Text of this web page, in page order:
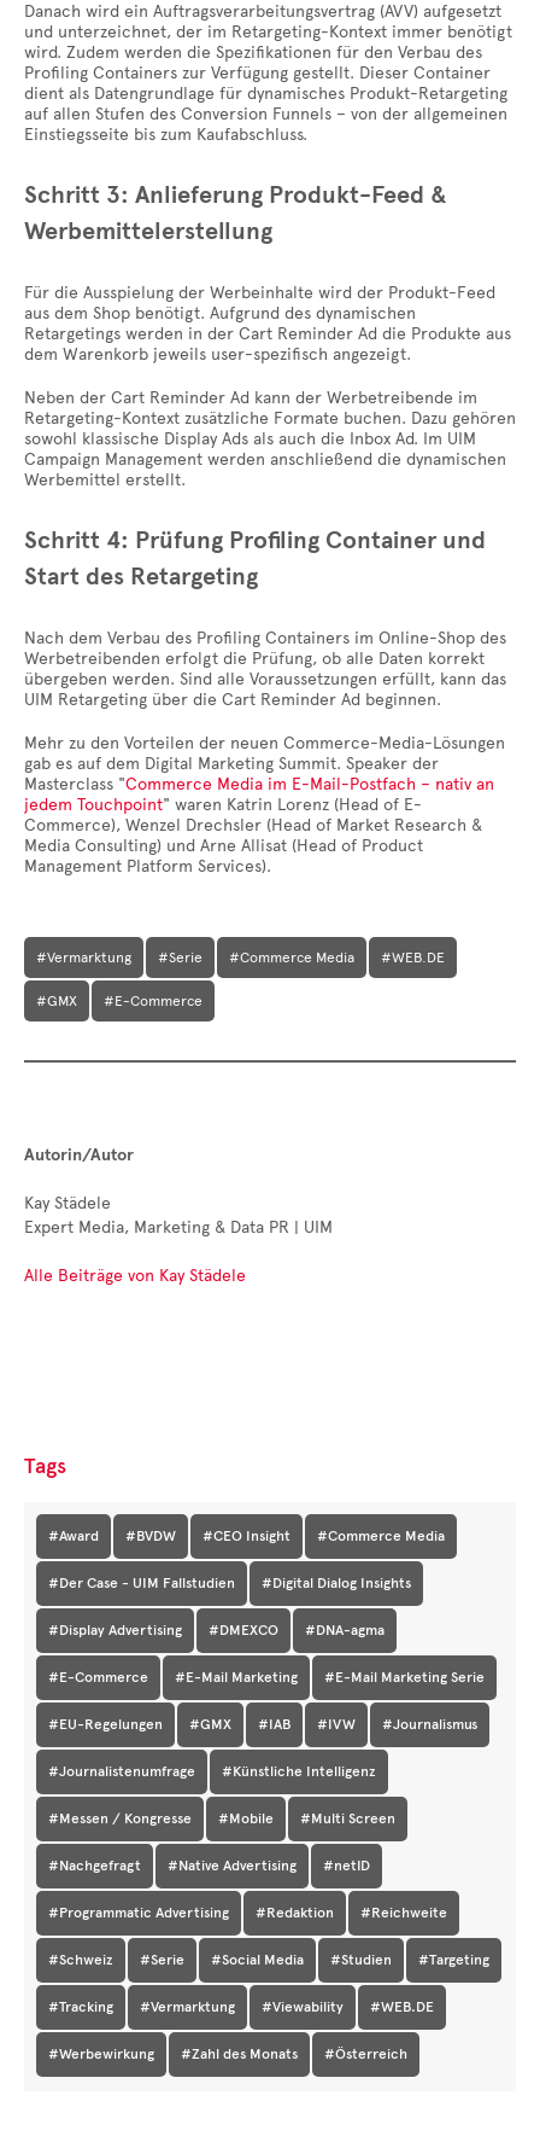
Danach wird ein Auftragsverarbeitungsvertrag (AVV) aufgesetzt
und unterzeichnet, der im Retargeting-Kontext immer benötigt
wird. Zudem werden die Spezifikationen für den Verbau des
Profiling Containers zur Verfügung gestellt. Dieser Container
dient als Datengrundlage für dynamisches Produkt-Retargeting
auf allen Stufen des Conversion Funnels – von der allgemeinen
Einstiegsseite bis zum Kaufabschluss.
Schritt 3: Anlieferung Produkt-Feed &
Werbemittelerstellung
Für die Ausspielung der Werbeinhalte wird der Produkt-Feed
aus dem Shop benötigt. Aufgrund des dynamischen
Retargetings werden in der Cart Reminder Ad die Produkte aus
dem Warenkorb jeweils user-spezifisch angezeigt.
Neben der Cart Reminder Ad kann der Werbetreibende im
Retargeting-Kontext zusätzliche Formate buchen. Dazu gehören
sowohl klassische Display Ads als auch die Inbox Ad. Im UIM
Campaign Management werden anschließend die dynamischen
Werbemittel erstellt.
Schritt 4: Prüfung Profiling Container und
Start des Retargeting
Nach dem Verbau des Profiling Containers im Online-Shop des
Werbetreibenden erfolgt die Prüfung, ob alle Daten korrekt
übergeben werden. Sind alle Voraussetzungen erfüllt, kann das
UIM Retargeting über die Cart Reminder Ad beginnen.
Mehr zu den Vorteilen der neuen Commerce-Media-Lösungen
gab es auf dem Digital Marketing Summit. Speaker der
Masterclass "Commerce Media im E-Mail-Postfach – nativ an
jedem Touchpoint" waren Katrin Lorenz (Head of E-
Commerce), Wenzel Drechsler (Head of Market Research &
Media Consulting) und Arne Allisat (Head of Product
Management Platform Services).
#Vermarktung #Serie #Commerce Media #WEB.DE
#GMX #E-Commerce
Autorin/Autor
Kay Städele
Expert Media, Marketing & Data PR | UIM
Alle Beiträge von Kay Städele
Tags
#Award #BVDW #CEO Insight #Commerce Media
#Der Case - UIM Fallstudien #Digital Dialog Insights
#Display Advertising #DMEXCO #DNA-agma
#E-Commerce #E-Mail Marketing #E-Mail Marketing Serie
#EU-Regelungen #GMX #IAB #IVW #Journalismus
#Journalistenumfrage #Künstliche Intelligenz
#Messen / Kongresse #Mobile #Multi Screen
#Nachgefragt #Native Advertising #netID
#Programmatic Advertising #Redaktion #Reichweite
#Schweiz #Serie #Social Media #Studien #Targeting
#Tracking #Vermarktung #Viewability #WEB.DE
#Werbewirkung #Zahl des Monats #Österreich